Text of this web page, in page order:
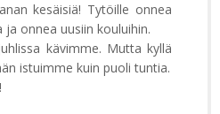
kesäisiä! Tytöille onnea
ja onnea uusiin kouluihin.
kävimme. Mutta kyllä
istuimme kuin puoli tuntia.